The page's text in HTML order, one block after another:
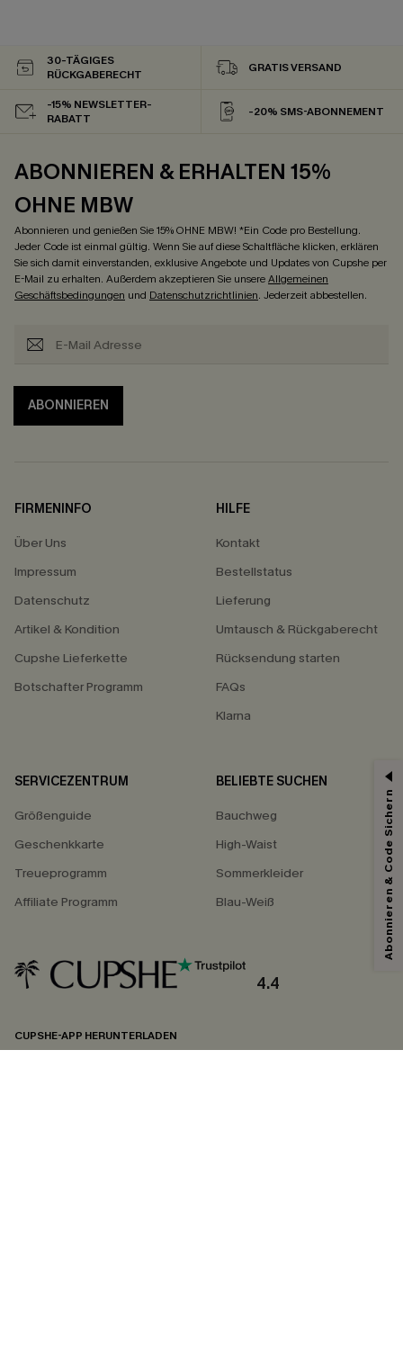
30-TÄGIGES
RÜCKGABERECHT
GRATIS VERSAND
-15% NEWSLETTER-
RABATT
-20% SMS-ABONNEMENT
ABONNIEREN & ERHALTEN 15%
OHNE MBW
Abonnieren und genießen Sie 15% OHNE MBW! *Ein Code pro Bestellung.
Jeder Code ist einmal gültig. Wenn Sie auf diese Schaltfläche klicken, erklären
Sie sich damit einverstanden, exklusive Angebote und Updates von Cupshe per
E-Mail zu erhalten. Außerdem akzeptieren Sie unsereAllgemeinen
Geschäftsbedingungen und Datenschutzrichtlinien. Jederzeit abbestellen.
ABONNIEREN
FIRMENINFO
Über Uns
Impressum
Datenschutz
Artikel & Kondition
Cupshe Lieferkette
Botschafter Programm
HILFE
Kontakt
Bestellstatus
Lieferung
Umtausch & Rückgaberecht
Rücksendung starten
FAQs
Klarna
SERVICEZENTRUM
Größenguide
Geschenkkarte
Treueprogramm
Affiliate Programm
BELIEBTE SUCHEN
Bauchweg
High-Waist
Sommerkleider
Blau-Weiß
4.4
CUPSHE-APP HERUNTERLADEN
Abonnieren & Code Sichern